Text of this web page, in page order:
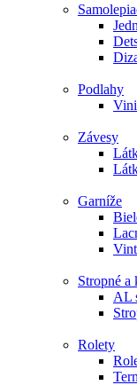
Podlahy
Závesy
Garníže
Stropné
AL
Rolety